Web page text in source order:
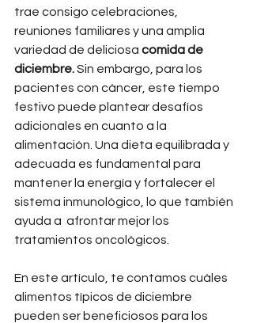
trae consigo celebraciones,
reuniones familiares y una amplia
variedad de deliciosa comida de
diciembre. Sin embargo, para los
pacientes con cáncer, este tiempo
festivo puede plantear desafíos
adicionales en cuanto a la
alimentación. Una dieta equilibrada y
adecuada es fundamental para
mantener la energía y fortalecer el
sistema inmunológico, lo que también
ayuda a  afrontar mejor los
tratamientos oncológicos.
En este artículo, te contamos cuáles
alimentos típicos de diciembre
pueden ser beneficiosos para los